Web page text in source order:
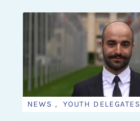
NEWS , YOUTH DELEGATES